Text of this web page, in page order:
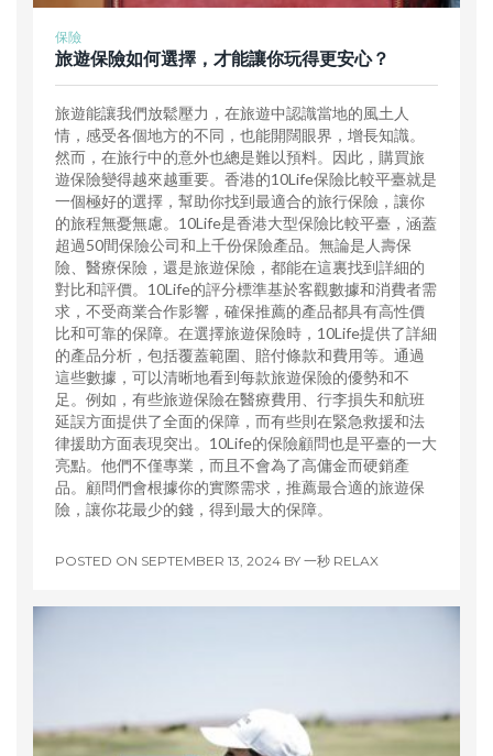
保險
旅遊保險如何選擇，才能讓你玩得更安心？
旅遊能讓我們放鬆壓力，在旅遊中認識當地的風土人
情，感受各個地方的不同，也能開闊眼界，增長知識。
然而，在旅行中的意外也總是難以預料。因此，購買旅
遊保險變得越來越重要。香港的10Life保險比較平臺就是
一個極好的選擇，幫助你找到最適合的旅行保險，讓你
的旅程無憂無慮。10Life是香港大型保險比較平臺，涵蓋
超過50間保險公司和上千份保險產品。無論是人壽保
險、醫療保險，還是旅遊保險，都能在這裏找到詳細的
對比和評價。10Life的評分標準基於客觀數據和消費者需
求，不受商業合作影響，確保推薦的產品都具有高性價
比和可靠的保障。在選擇旅遊保險時，10Life提供了詳細
的產品分析，包括覆蓋範圍、賠付條款和費用等。通過
這些數據，可以清晰地看到每款旅遊保險的優勢和不
足。例如，有些旅遊保險在醫療費用、行李損失和航班
延誤方面提供了全面的保障，而有些則在緊急救援和法
律援助方面表現突出。10Life的保險顧問也是平臺的一大
亮點。他們不僅專業，而且不會為了高傭金而硬銷產
品。顧問們會根據你的實際需求，推薦最合適的旅遊保
險，讓你花最少的錢，得到最大的保障。
POSTED ON SEPTEMBER 13, 2024 BY 一秒 RELAX